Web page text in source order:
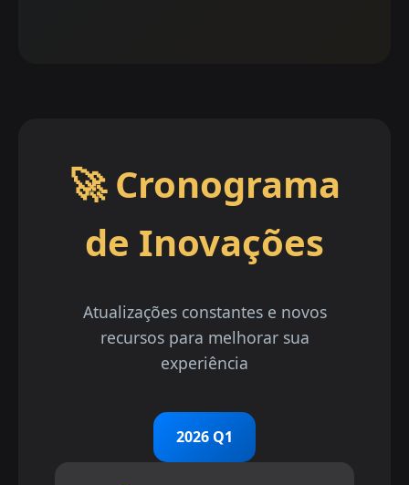
🚀 Cronograma
de Inovações
Atualizações constantes e novos
recursos para melhorar sua
experiência
2026 Q1